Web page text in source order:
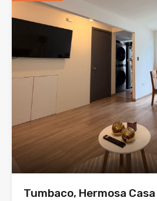
Tumbaco, Hermosa